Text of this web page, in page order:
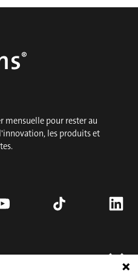
mensuelle pour rester au
les produits et